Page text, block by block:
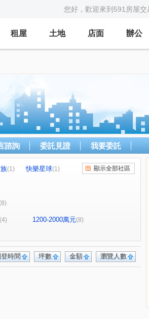
您好，歡迎來到591房屋交
租屋 土地 店面 辦公
諮詢 委託見證 我要委託
(1) 快樂星球(1)
歐洲帝圖
福前街 (2)
重慶北路四段(1)
新北大道四段(1)
萬安街(1)
顯示全部社區
(4) 1200-2000萬元(8)
瀏覽人數
金額
坪數
時間